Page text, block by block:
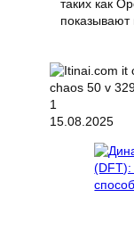
таких как
15.08.2025